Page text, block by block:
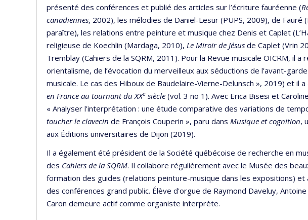
présenté des conférences et publié des articles sur l’écriture fauréenne (
canadiennes, 2002), les mélodies de Daniel-Lesur (PUPS, 2009), de Fauré
paraître), les relations entre peinture et musique chez Denis et Caplet
religieuse de Koechlin (Mardaga, 2010), Le Miroir de Jésus de Caplet (Vrin
Tremblay (Cahiers de la SQRM, 2011). Pour la Revue musicale OICRM, il
orientalisme, de l’évocation du merveilleux aux séductions de l’avant-
musicale. Le cas des Hiboux de Baudelaire-Vierne-Delunsch », 2019) et il
en France au tournant du XXe siècle (vol. 3 no 1). Avec Erica Bisesi et
« Analyser l’interprétation : une étude comparative des variations de
toucher le clavecin de François Couperin », paru dans Musique et cognition,
aux Éditions universitaires de Dijon (2019).
Il a également été président de la Société québécoise de recherche en
des Cahiers de la SQRM. Il collabore régulièrement avec le Musée des
formation des guides (relations peinture-musique dans les expositions) et
des conférences grand public. Élève d'orgue de Raymond Daveluy, Antoine
Caron demeure actif comme organiste interprète.